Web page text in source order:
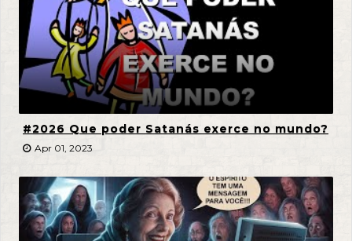
#2026 Que poder Satanás exerce no mundo?
Apr 01, 2023